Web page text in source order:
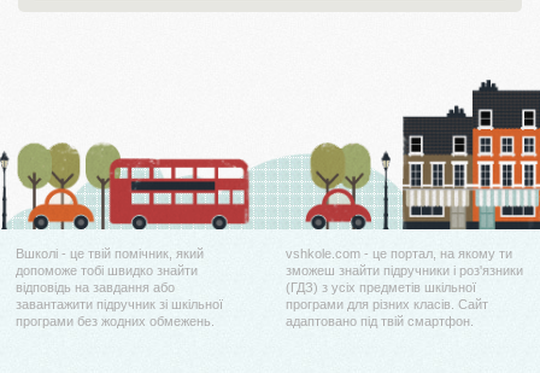
Вшколі - це твій помічник, який
допоможе тобі швидко знайти
відповідь на завдання або
завантажити підручник зі шкільної
програми без жодних обмежень.
vshkole.com - це портал, на якому ти
зможеш знайти підручники і роз'язники
(ГДЗ) з усіх предметів шкільної
програми для різних класів. Сайт
адаптовано під твій смартфон.